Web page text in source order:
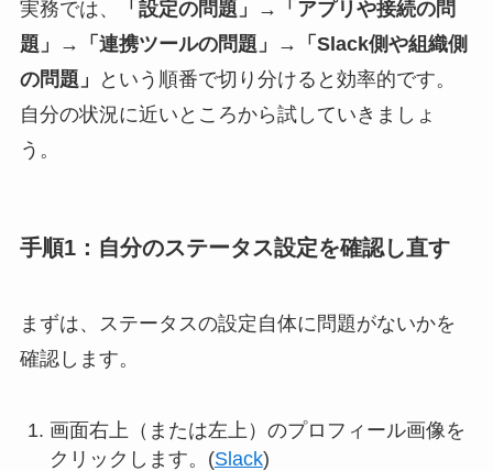
実務では、
「設定の問題」→「アプリや接続の問
題」→「連携ツールの問題」→「Slack側や組織側
の問題」
という順番で切り分けると効率的です。
自分の状況に近いところから試していきましょ
う。
手順1：自分のステータス設定を確認し直す
まずは、ステータスの設定自体に問題がないかを
確認します。
画面右上（または左上）のプロフィール画像を
クリックします。(Slack)